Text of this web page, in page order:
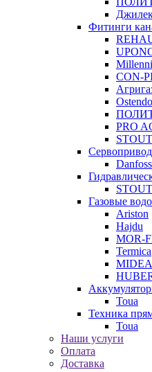
Фитинги
CON-
PRO
STOUT
Danfoss
STOUT
Газовые
Ariston
Hajdu
MOR-
Termica
MIDEA
Toua
Техника
Toua
Наши услуги
Оплата
Доставка